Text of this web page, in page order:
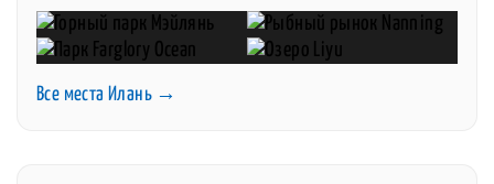
Все места Илань →